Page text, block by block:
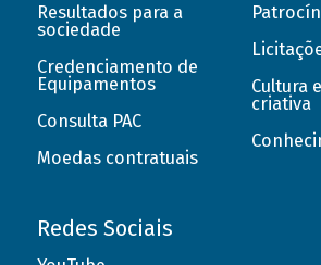
Resultados para a
sociedade
Credenciamento de
Equipamentos
Consulta PAC
Moedas contratuais
Cultura
criativa
Redes Sociais